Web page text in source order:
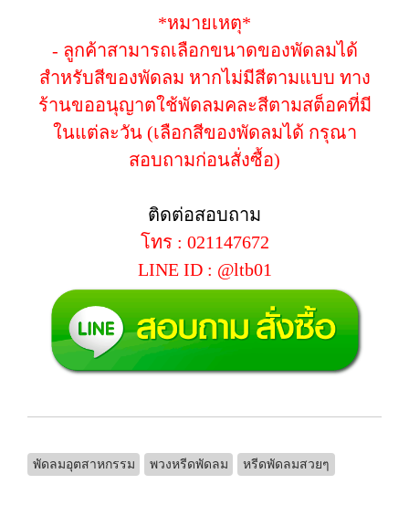
*หมายเหตุ*
- ลูกค้าสามารถเลือกขนาดของพัดลมได้
สำหรับสีของพัดลม หากไม่มีสีตามแบบ ทาง
ร้านขออนุญาตใช้พัดลมคละสีตามสต็อคที่มี
ในแต่ละวัน (เลือกสีของพัดลมได้ กรุณา
สอบถามก่อนสั่งซื้อ)
ติดต่อสอบถาม
โทร : 021147672
LINE ID : @ltb01
พัดลมอุตสาหกรรม พวงหรีดพัดลม หรีดพัดลมสวยๆ